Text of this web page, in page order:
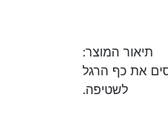
תיאור המוצר:
את כף הרגל
לשטיפה.